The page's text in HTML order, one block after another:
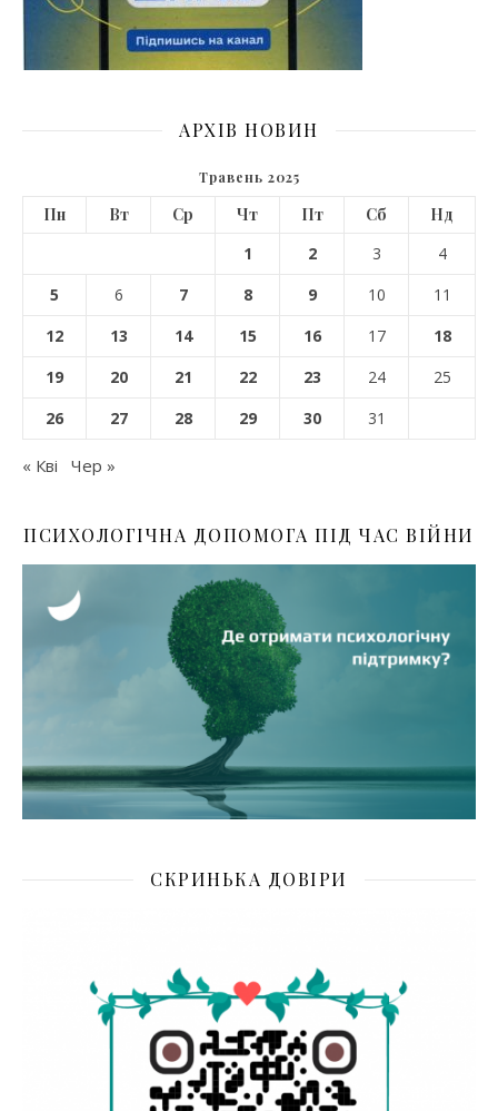
АРХІВ НОВИН
Травень 2025
Пн Вт Ср Чт Пт Сб
Нд
1
2 3
4
5
6 7 8 9 10
11
12
13 14 15 16 17
18
19
20 21 22 23 24
25
26
27 28 29 30 31
« Кві Чер »
ПСИХОЛОГІЧНА ДОПОМОГА ПІД ЧАС ВІЙНИ
СКРИНЬКА ДОВІРИ